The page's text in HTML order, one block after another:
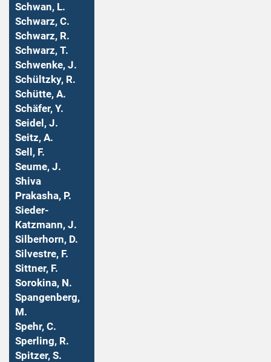
Schwan, L.
Schwarz, C.
Schwarz, R.
Schwarz, T.
Schwenke, J.
Schültzky, R.
Schütte, A.
Schäfer, Y.
Seidel, J.
Seitz, A.
Sell, F.
Seume, J.
Shiva
Prakasha, P.
Sieder-
Katzmann, J.
Silberhorn, D.
Silvestre, F.
Sittner, F.
Sorokina, N.
Spangenberg,
M.
Spehr, C.
Sperling, R.
Spitzer, S.